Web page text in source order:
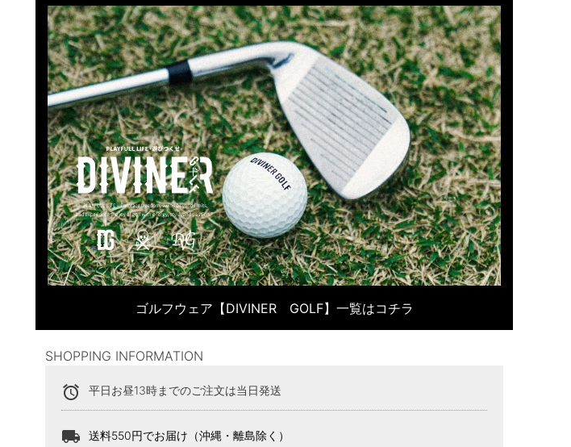
ゴルフウェア【DIVINER GOLF】一覧はコチラ
SHOPPING INFORMATION
alarm 平日お昼13時までのご注文は当日発送
local_shipping 送料550円でお届け（沖縄・離島除く）